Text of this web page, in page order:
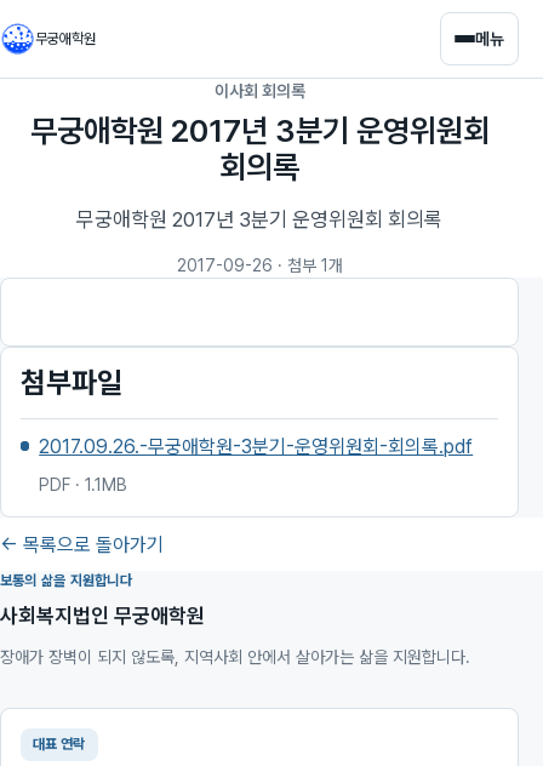
무궁애학원 메뉴
이사회 회의록
무궁애학원 2017년 3분기 운영위원회
회의록
무궁애학원 2017년 3분기 운영위원회 회의록
2017-09-26 · 첨부 1개
첨부파일
2017.09.26.-무궁애학원-3분기-운영위원회-회의록.pdf
PDF · 1.1MB
← 목록으로 돌아가기
보통의 삶을 지원합니다
사회복지법인 무궁애학원
장애가 장벽이 되지 않도록, 지역사회 안에서 살아가는 삶을 지원합니다.
대표 연락